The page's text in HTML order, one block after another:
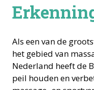
Als een van de
het gebied van
Nederland heeft de
peil houden en